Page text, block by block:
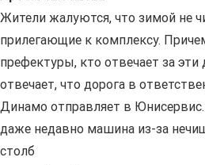
Жители жалуются, что зимой не
прилегающие к комплексу.
префектуры, кто отвечает за эти
отвечает, что дорога в
Динамо отправляет в
даже недавно машина из-за
столб